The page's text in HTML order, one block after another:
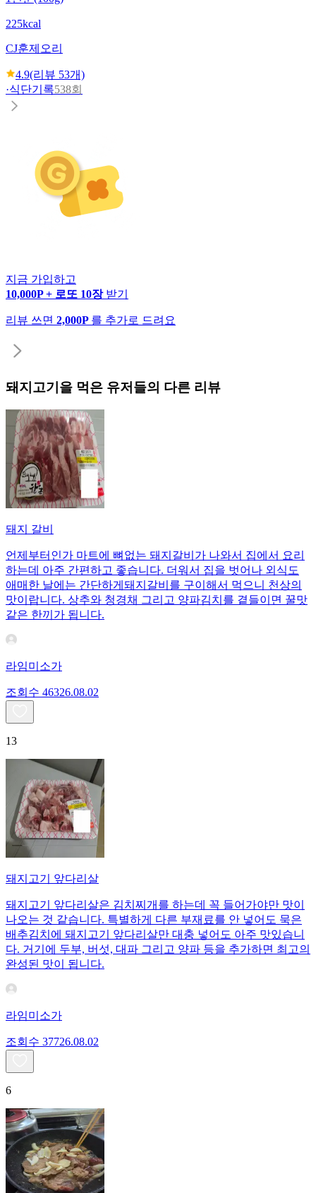
225kcal
CJ훈제오리
4.9(리뷰 53개)
·식단기록538회
지금 가입하고
10,000P + 로또 10장 받기
리뷰 쓰면 2,000P 를 추가로 드려요
돼지고기 을 먹은 유저들의 다른 리뷰
돼지 갈비
언제부터인가 마트에 뼈없는 돼지갈비가 나와서 집에서 요리
하는데 아주 간편하고 좋습니다. 더워서 집을 벗어나 외식도
애매한 날에는 간단하게돼지갈비를 구이해서 먹으니 천상의
맛이랍니다. 상추와 청경채 그리고 양파김치를 곁들이면 꿀맛
같은 한끼가 됩니다.
라임미소가
조회수 46326.08.02
13
돼지고기 앞다리살
돼지고기 앞다리살은 김치찌개를 하는데 꼭 들어가야만 맛이
나오는 것 같습니다. 특별하게 다른 부재료를 안 넣어도 묵은
배추김치에 돼지고기 앞다리살만 대충 넣어도 아주 맛있습니
다. 거기에 두부, 버섯, 대파 그리고 양파 등을 추가하면 최고의
완성된 맛이 됩니다.
라임미소가
조회수 37726.08.02
6